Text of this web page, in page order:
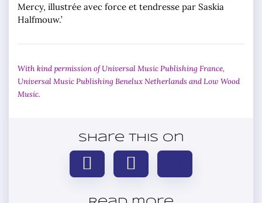
Mercy, illustrée avec force et tendresse par Saskia
Halfmouw.’
With kind permission of Universal Music Publishing France,
Universal Music Publishing Benelux Netherlands and Low Wood
Music.
Share this on